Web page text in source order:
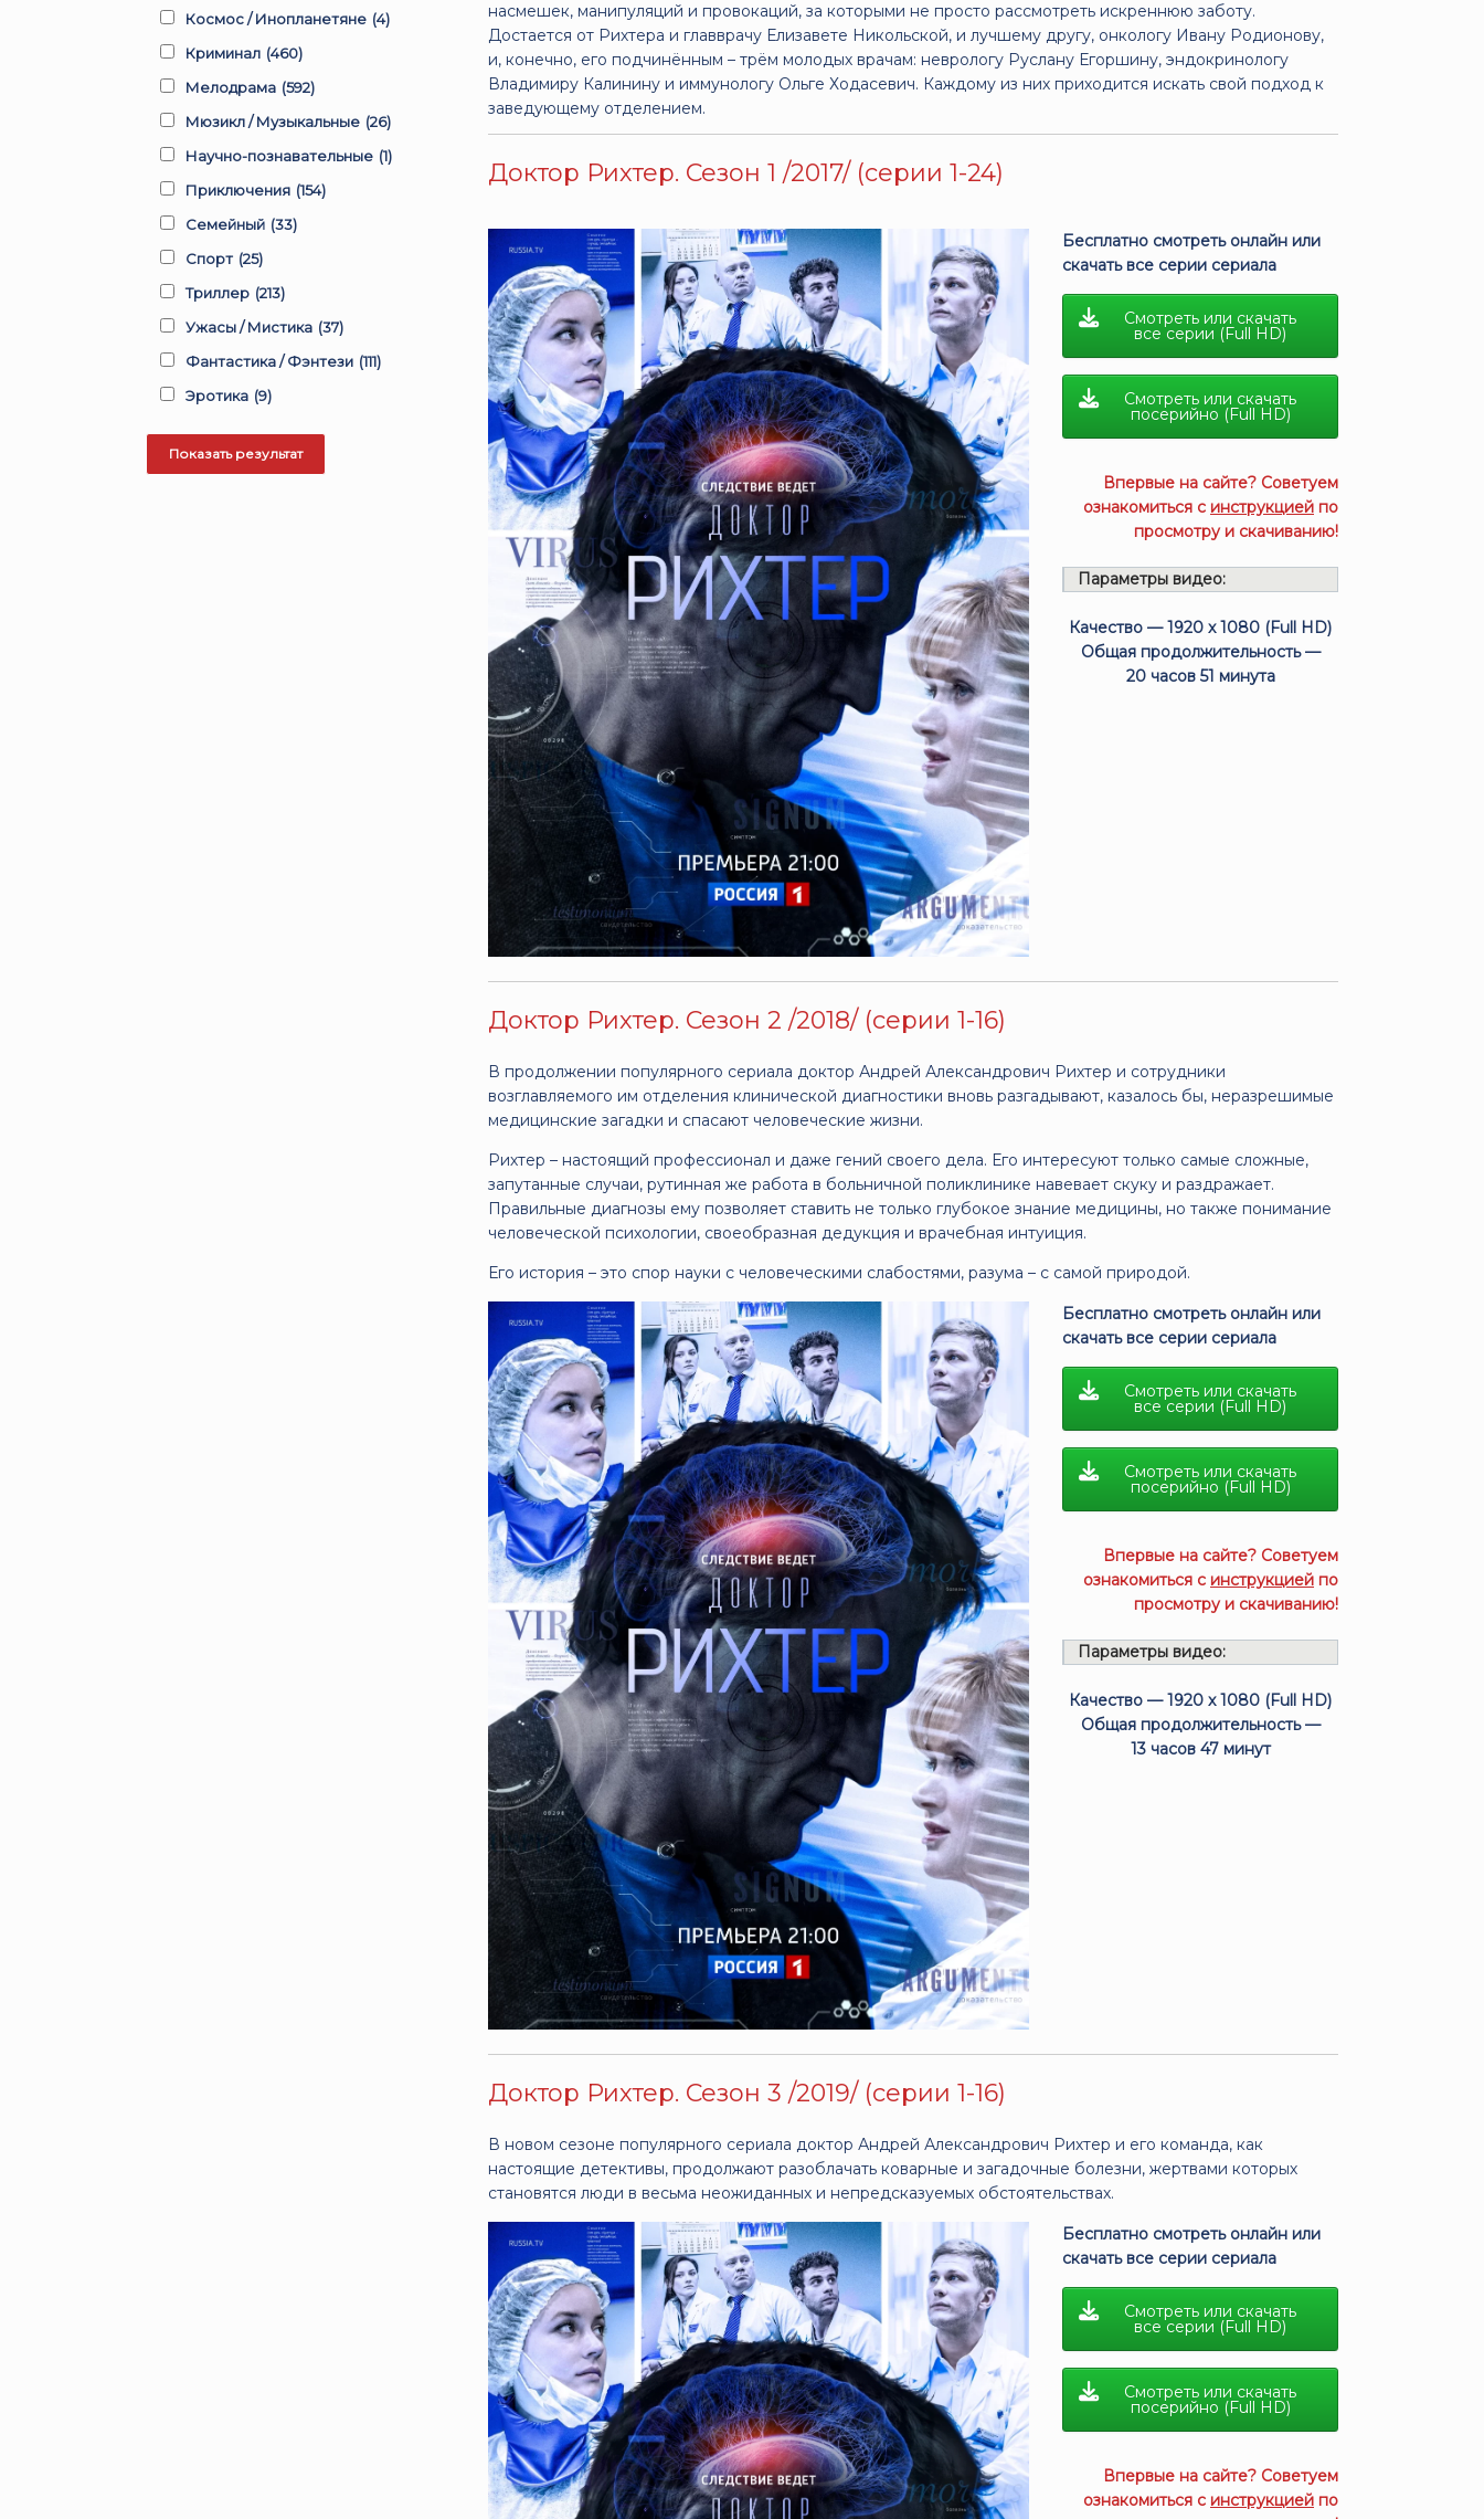
насмешек, манипуляций и провокаций, за которыми не просто рассмотреть искреннюю заботу.
Достается от Рихтера и главврачу Елизавете Никольской, и лучшему другу, онкологу Ивану Родионову,
и, конечно, его подчинённым – трём молодых врачам: неврологу Руслану Егоршину, эндокринологу
Владимиру Калинину и иммунологу Ольге Ходасевич. Каждому из них приходится искать свой подход к
заведующему отделением.
Доктор Рихтер. Сезон 1 /2017/ (серии 1-24)
Бесплатно смотреть онлайн или
скачать все серии сериала
Смотреть или скачать
все серии (Full HD)
Смотреть или скачать
посерийно (Full HD)
Впервые на сайте? Советуем
ознакомиться с инструкцией по
просмотру и скачиванию!
Параметры видео:
Качество — 1920 x 1080 (Full HD)
Общая продолжительность —
20 часов 51 минута
Доктор Рихтер. Сезон 2 /2018/ (серии 1-16)
В продолжении популярного сериала доктор Андрей Александрович Рихтер и сотрудники
возглавляемого им отделения клинической диагностики вновь разгадывают, казалось бы, неразрешимые
медицинские загадки и спасают человеческие жизни.
Рихтер – настоящий профессионал и даже гений своего дела. Его интересуют только самые сложные,
запутанные случаи, рутинная же работа в больничной поликлинике навевает скуку и раздражает.
Правильные диагнозы ему позволяет ставить не только глубокое знание медицины, но также понимание
человеческой психологии, своеобразная дедукция и врачебная интуиция.
Его история – это спор науки с человеческими слабостями, разума – с самой природой.
Бесплатно смотреть онлайн или
скачать все серии сериала
Смотреть или скачать
все серии (Full HD)
Смотреть или скачать
посерийно (Full HD)
Впервые на сайте? Советуем
ознакомиться с инструкцией по
просмотру и скачиванию!
Параметры видео:
Качество — 1920 x 1080 (Full HD)
Общая продолжительность —
13 часов 47 минут
Доктор Рихтер. Сезон 3 /2019/ (серии 1-16)
В новом сезоне популярного сериала доктор Андрей Александрович Рихтер и его команда, как
настоящие детективы, продолжают разоблачать коварные и загадочные болезни, жертвами которых
становятся люди в весьма неожиданных и непредсказуемых обстоятельствах.
Бесплатно смотреть онлайн или
скачать все серии сериала
Смотреть или скачать
все серии (Full HD)
Смотреть или скачать
посерийно (Full HD)
Впервые на сайте? Советуем
ознакомиться с инструкцией по
Космос / Инопланетяне (4)
Криминал (460)
Мелодрама (592)
Мюзикл / Музыкальные (26)
Научно-познавательные (1)
Приключения (154)
Семейный (33)
Спорт (25)
Триллер (213)
Ужасы / Мистика (37)
Фантастика / Фэнтези (111)
Эротика (9)